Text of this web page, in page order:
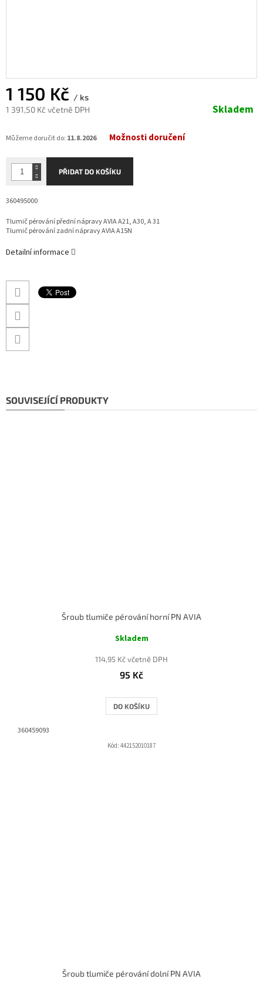
1 150 Kč / ks
1 391,50 Kč včetně DPH
cena:
Skladem
Můžeme doručit do: 11.8.2026 Možnosti doručení
PŘIDAT DO KOŠÍKU
360495000
Tlumič pérování přední nápravy AVIA A21, A30, A 31
Tlumič pérování zadní nápravy AVIA A15N
Detailní informace
SOUVISEJÍCÍ PRODUKTY
Šroub tlumiče pérování horní PN AVIA
Skladem
114,95 Kč včetně DPH
95 Kč
DO KOŠÍKU
360459093
Kód: 442152010187
Šroub tlumiče pérování dolní PN AVIA